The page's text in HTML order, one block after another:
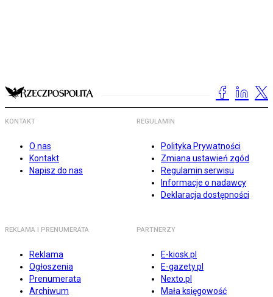
KONTAKT
O nas
Kontakt
Napisz do nas
REGULAMIN
Polityka Prywatności
Zmiana ustawień zgód
Regulamin serwisu
Informacje o nadawcy
Deklaracja dostępności
REKLAMA I PRENUMERATA
Reklama
Ogłoszenia
Prenumerata
Archiwum
PARTNERZY
E-kiosk.pl
E-gazety.pl
Nexto.pl
Mała księgowość